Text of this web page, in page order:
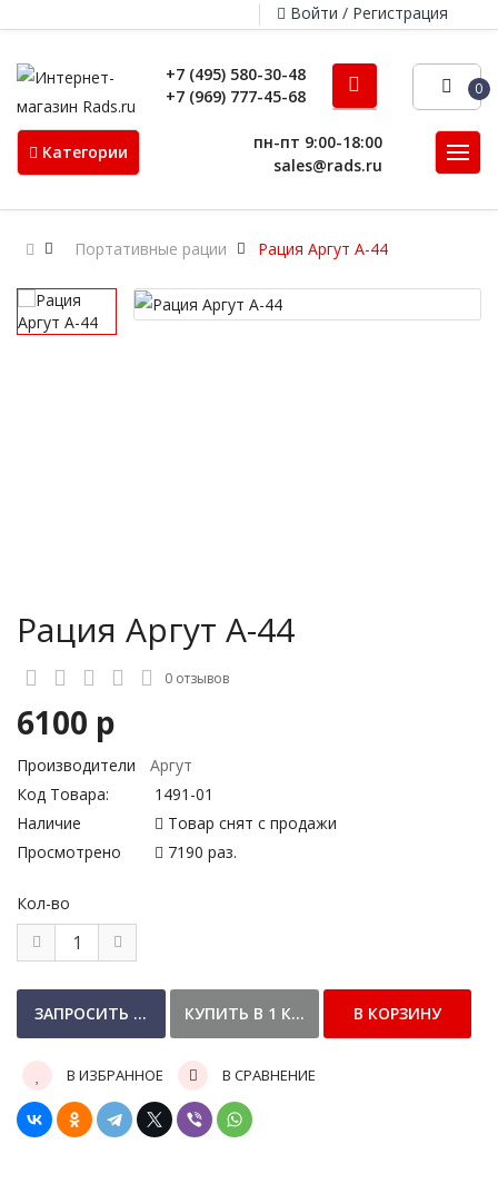
Войти / Регистрация
+7 (495) 580-30-48
+7 (969) 777-45-68
0
Категории
пн-пт 9:00-18:00
sales@rads.ru
Портативные рации Рация Аргут А-44
Рация Аргут А-44
0 отзывов
6100 р
Производители
Аргут
Код Товара:
1491-01
Наличие
Товар снят с продажи
Просмотрено
7190 раз.
Кол-во
В ИЗБРАННОЕ В СРАВНЕНИЕ